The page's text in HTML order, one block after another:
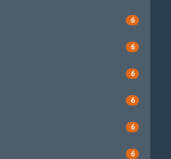
6
6
6
6
6
6